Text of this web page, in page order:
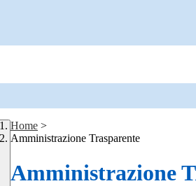
Home >
Amministrazione Trasparente
Amministrazione